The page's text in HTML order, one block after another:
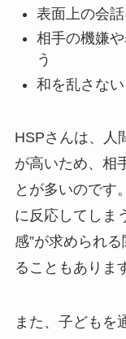
表面上の会
相手の機嫌
う
和を乱さな
HSPさんは、人
が高いため、相
とが多いのです
に反応してしま
感”が求められ
ることもありま
また、子どもを